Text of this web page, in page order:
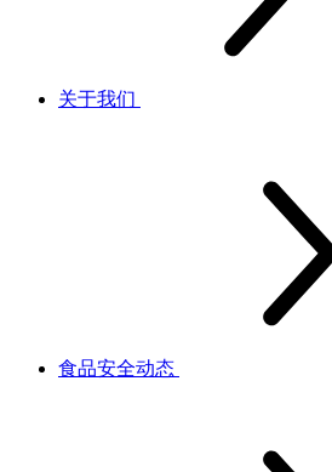
关于我们
食品安全动态